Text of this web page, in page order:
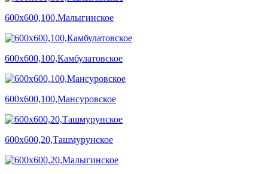
600х600,100,Малыгинское
600х600,100,Камбулатовское
600х600,100,Мансуровское
600х600,20,Ташмурунское